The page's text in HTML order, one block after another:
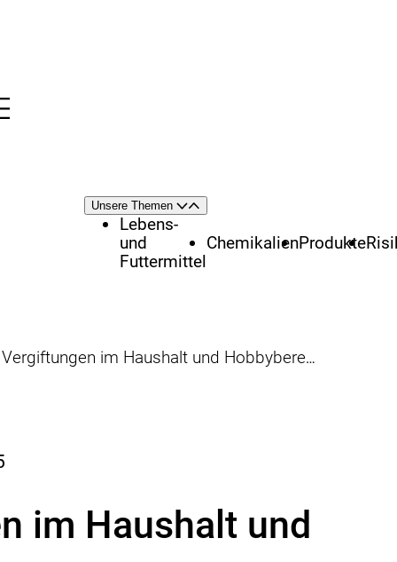
Themenschwerpunkte
Unsere Themen Öffnen
Schließen
Lebens-
und
Futtermittel
ChemikalienProdukte
im Haushalt und Hobbybereich!
im Haushalt und